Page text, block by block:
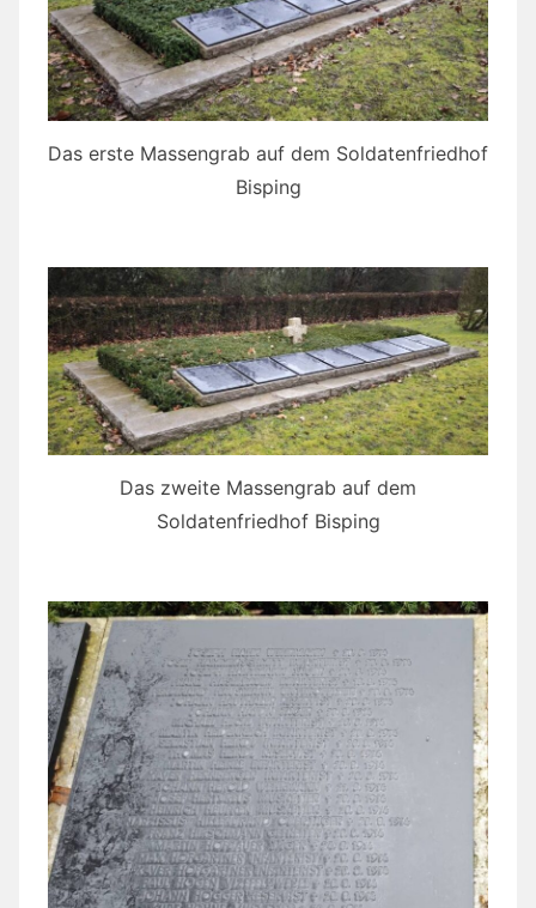
Das erste Massengrab auf dem Soldatenfriedhof
Bisping
Das zweite Massengrab auf dem
Soldatenfriedhof Bisping